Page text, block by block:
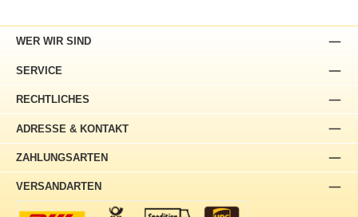
ADRESSE & KONTAKT
WER WIR SIND
SERVICE
RECHTLICHES
ZAHLUNGSARTEN
VERSANDARTEN